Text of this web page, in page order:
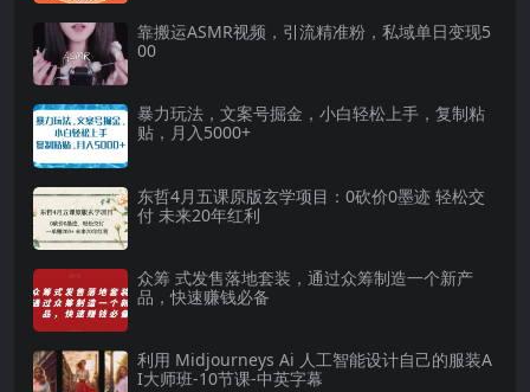
靠搬运ASMR视频，引流精准粉，私域单日变现5
00
暴力玩法，文案号掘金，小白轻松上手，复制粘
贴，月入5000+
东哲4月五课原版玄学项目：0砍价0墨迹 轻松交
付 未来20年红利
众筹 式发售落地套装，通过众筹制造一个新产
品，快速赚钱必备
利用 Midjourneys Ai 人工智能设计自己的服装A
I大师班-10节课-中英字幕